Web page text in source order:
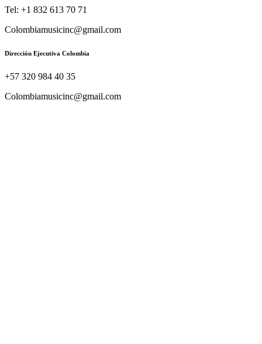
Tel: +1 832 613 70 71
Colombiamusicinc@gmail.com
Dirección Ejecutiva Colombia
+57 320 984 40 35
Colombiamusicinc@gmail.com